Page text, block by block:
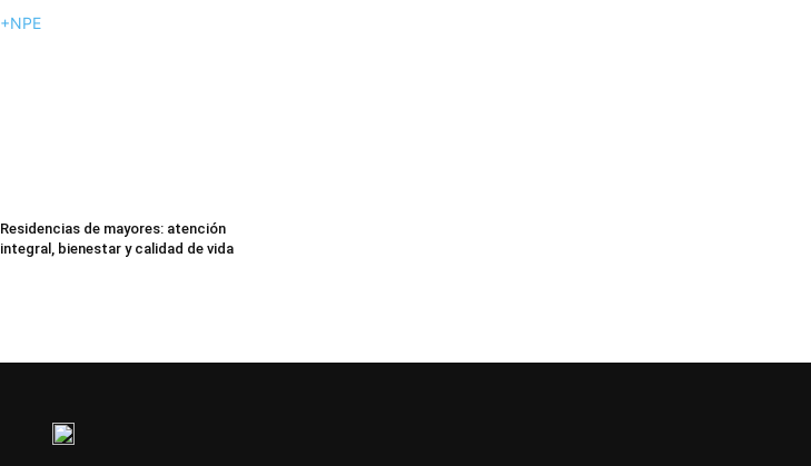
+NPE
Residencias de mayores: atención
integral, bienestar y calidad de vida